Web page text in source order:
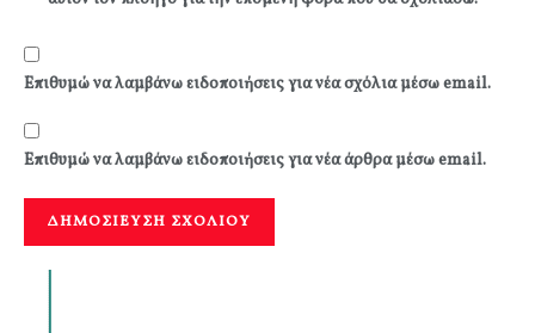
Επιθυμώ να λαμβάνω ειδοποιήσεις για νέα σχόλια μέσω email.
Επιθυμώ να λαμβάνω ειδοποιήσεις για νέα άρθρα μέσω email.